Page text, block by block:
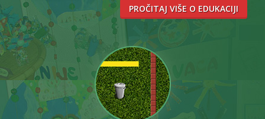
PROČITAJ VIŠE O EDUKACIJI